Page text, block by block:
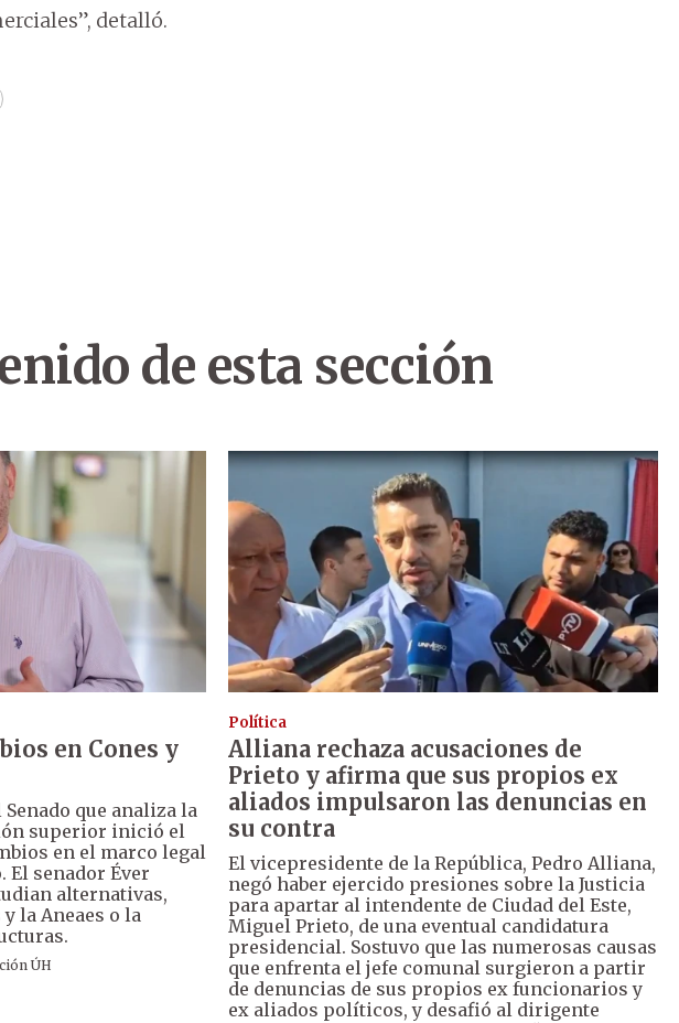
detalló.
de esta sección
en Cones y
que analiza la
superior inició el
en el marco legal
senador Éver
alternativas,
la Aneaes o la
ÚH
Política
Alliana rechaza acusaciones de
Prieto y afirma que sus propios ex
aliados impulsaron las denuncias en
su contra
El vicepresidente de la República, Pedro Alliana,
negó haber ejercido presiones sobre la Justicia
para apartar al intendente de Ciudad del Este,
Miguel Prieto, de una eventual candidatura
presidencial. Sostuvo que las numerosas causas
que enfrenta el jefe comunal surgieron a partir
de denuncias de sus propios ex funcionarios y
ex aliados políticos, y desafió al dirigente